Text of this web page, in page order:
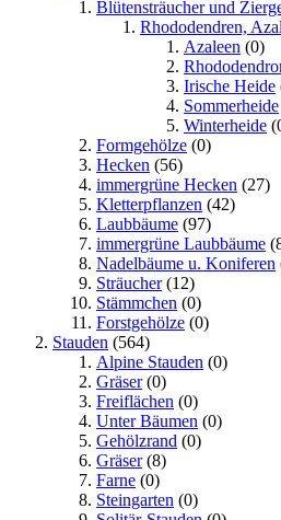
Blütensträucher und
Rhododendren,
Azaleen (0)
Irische Heide
Sommerheide
Winterheide
Formgehölze (0)
Hecken (56)
immergrüne Hecken (27)
Kletterpflanzen (42)
Laubbäume (97)
immergrüne Laubbäume
Nadelbäume u. Koniferen
Sträucher(12)
Stämmchen (0)
Forstgehölze (0)
Stauden (564)
Alpine Stauden (0)
Gräser(0)
Freiflächen (0)
Unter Bäumen (0)
Gehölzrand (0)
Gräser(8)
Farne (0)
Steingarten (0)